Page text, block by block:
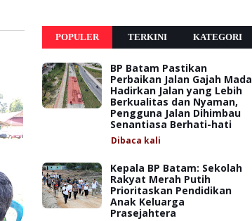
POPULER TERKINI KATEGORI
BP Batam Pastikan
Perbaikan Jalan Gajah Mada
Hadirkan Jalan yang Lebih
Berkualitas dan Nyaman,
Pengguna Jalan Dihimbau
Senantiasa Berhati-hati
Dibaca kali
Kepala BP Batam: Sekolah
Rakyat Merah Putih
Prioritaskan Pendidikan
Anak Keluarga
Prasejahtera